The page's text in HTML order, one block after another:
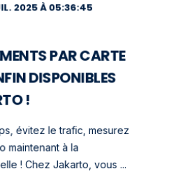
2025 À 05:36:45
PAR CARTE
DISPONIBLES
!
évitez le trafic, mesurez
maintenant à la
! Chez Jakarto, vous ...